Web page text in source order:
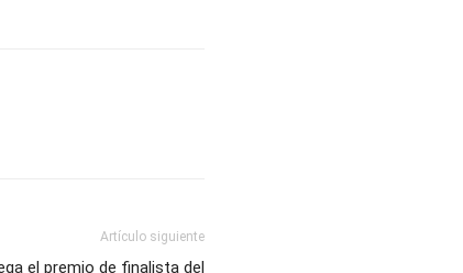
Artículo siguiente
el premio de finalista del